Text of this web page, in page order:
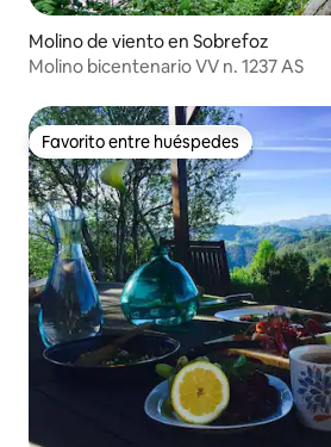
Molino de viento en Sobrefoz
Molino bicentenario VV n. 1237 AS
Favorito entre huéspedes
Favorito entre huéspedes